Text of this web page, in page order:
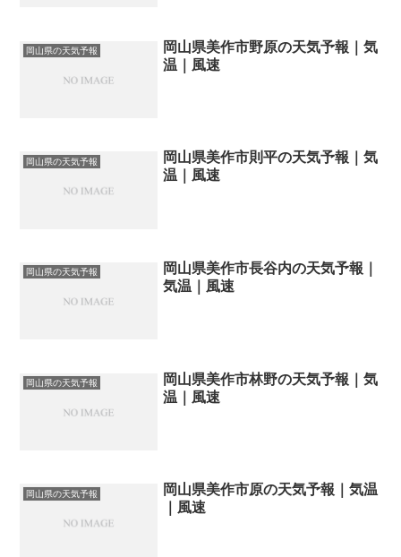
岡山県の天気予報
岡山県美作市野原の天気予報｜気
温｜風速
岡山県の天気予報
岡山県美作市則平の天気予報｜気
温｜風速
岡山県の天気予報
岡山県美作市長谷内の天気予報｜
気温｜風速
岡山県の天気予報
岡山県美作市林野の天気予報｜気
温｜風速
岡山県の天気予報
岡山県美作市原の天気予報｜気温
｜風速